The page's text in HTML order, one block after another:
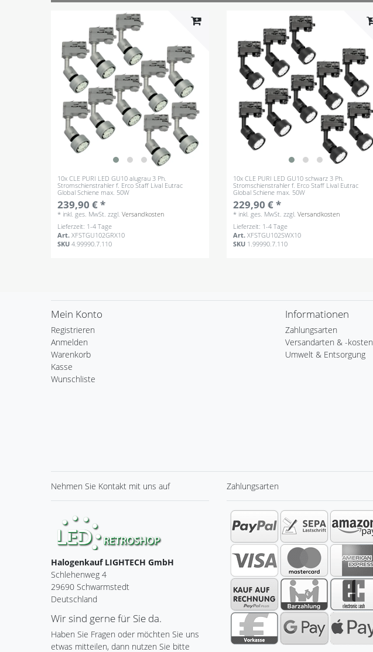
10x CLE PURI LED GU10 alugrau 3 Ph.
Stromschienstrahler f. Erco Staff Lival Eutrac
Global Schiene max. 50W
239,90 € *
* inkl. ges. MwSt. zzgl.Versandkosten
Lieferzeit: 1-4 Tage
Art.XFSTGU102GRX10
SKU4.99990.7.110
10x CLE PURI LED GU10 schwarz 3 Ph.
Stromschienstrahler f. Erco Staff Lival Eutrac
Global Schiene max. 50W
229,90 € *
* inkl. ges. MwSt. zzgl.Versandkosten
Lieferzeit: 1-4 Tage
Art.XFSTGU102SWX10
SKU 1.99990.7.110
Mein Konto
Registrieren
Anmelden
Warenkorb
Kasse
Wunschliste
Informationen
Zahlungsarten
Versandarten & -kosten
Umwelt & Entsorgung
Nehmen Sie Kontakt mit uns auf
Halogenkauf LIGHTECH GmbH
Schlehenweg 4
29690 Schwarmstedt
Deutschland
Wir sind gerne für Sie da.
Haben Sie Fragen oder möchten Sie uns
etwas mitteilen, dann nutzen Sie bitte
Zahlungsarten